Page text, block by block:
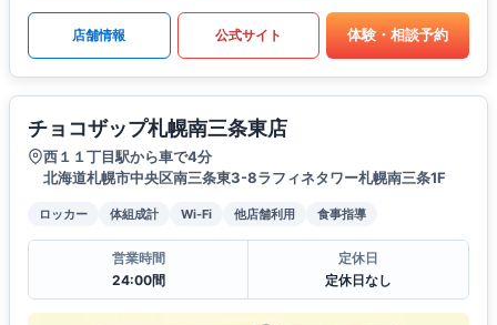
店舗情報 公式サイト 体験・相談予約
チョコザップ札幌南三条東店
西１１丁目駅から車で4分
北海道札幌市中央区南三条東3-8ラフィネタワー札幌南三条1F
ロッカー 体組成計 Wi-Fi 他店舗利用 食事指導
営業時間
24:00間
定休日
定休日なし